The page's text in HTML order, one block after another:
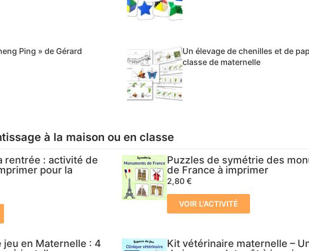
Ping » de Gérard
Un élevage de chenilles et de
classe de maternelle
à la maison ou en classe
rentrée : activité de
pour la
Puzzles de symétrie des
de France à imprimer
2,80 €
VOIR L'ACTIVITÉ
jeu en Maternelle : 4
Kit vétérinaire maternelle –